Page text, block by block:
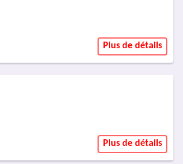
Plus de détails
Plus de détails